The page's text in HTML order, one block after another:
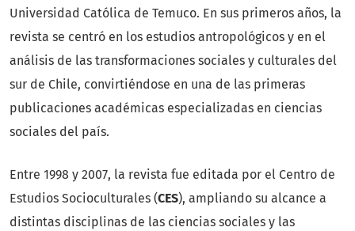
Universidad Católica de Temuco. En sus primeros años, la
revista se centró en los estudios antropológicos y en el
análisis de las transformaciones sociales y culturales del
sur de Chile, convirtiéndose en una de las primeras
publicaciones académicas especializadas en ciencias
sociales del país.
Entre 1998 y 2007, la revista fue editada por el Centro de
Estudios Socioculturales (CES), ampliando su alcance a
distintas disciplinas de las ciencias sociales y las